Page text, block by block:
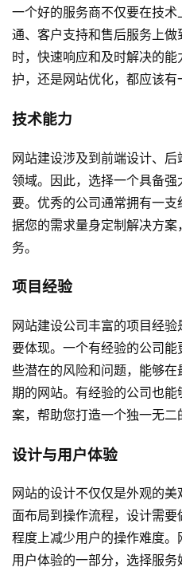
一个好的服务商不仅要在技
通、客户支持和售后服务上
时，快速响应和及时解决的
护，还是网站优化，都应该有
技术能力
网站建设涉及到前端设计、
领域。因此，选择一个具备
要。优秀的公司通常拥有一
据您的需求量身定制解决方
务。
项目经验
网站建设公司丰富的项目经
要体现。一个有经验的公司
些潜在的风险和问题，能够
期的网站。有经验的公司也
案，帮助您打造一个独一无二
设计与用户体验
网站的设计不仅仅是外观的
面布局到操作流程，设计需
程度上减少用户的操作难度
用户体验的一部分，选择服